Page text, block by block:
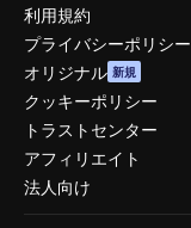
利用規約
プライバシーポリシー
オリジナル 新規
クッキーポリシー
トラストセンター
アフィリエイト
法人向け